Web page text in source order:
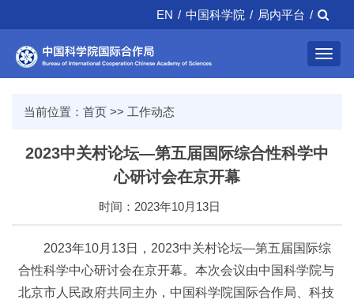
EN / 中国科学院 / 局内平台 /
当前位置： 首页 >> 工作动态
2023中关村论坛—第五届国际综合性科学中
心研讨会在京开幕
时间：2023年10月13日
2023年10月13日，2023中关村论坛—第五届国际综
合性科学中心研讨会在京开幕。本次会议由中国科学院与
北京市人民政府共同主办，中国科学院国际合作局、科技